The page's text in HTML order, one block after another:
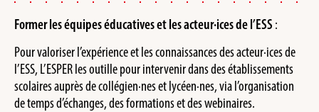
Former les équipes éducatives et les acteur·ices de l’ESS :
Pour valoriser l’expérience et les connaissances des acteur·ices de
l’ESS, L’ESPER les outille pour intervenir dans des établissements
scolaires auprès de collégien·nes et lycéen·nes, via l’organisation
de temps d’échanges, des formations et des webinaires.